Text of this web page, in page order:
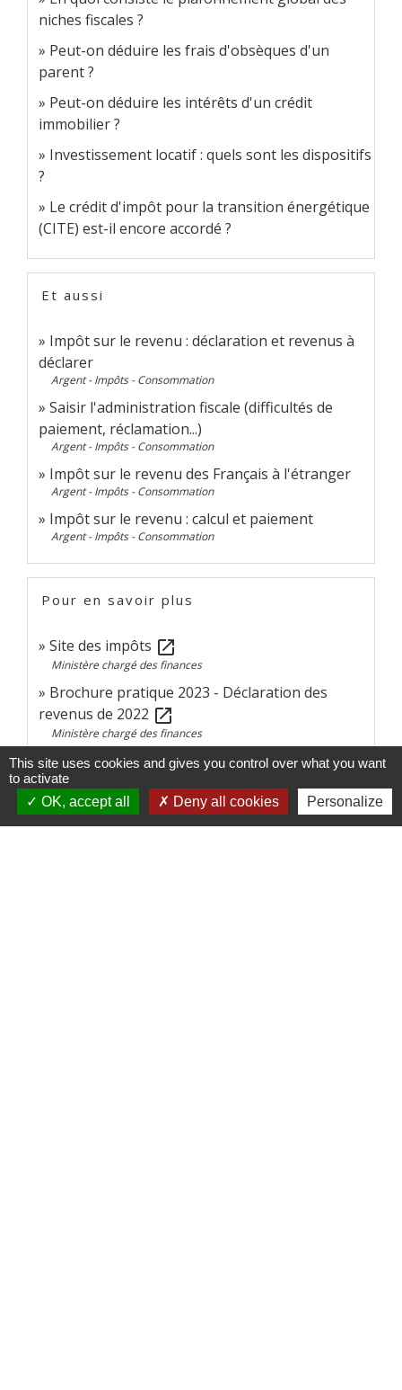
niches fiscales ?
Peut-on déduire les frais d'obsèques d'un
parent ?
Peut-on déduire les intérêts d'un crédit
immobilier ?
Investissement locatif : quels sont les dispositifs
?
Le crédit d'impôt pour la transition énergétique
(CITE) est-il encore accordé ?
Et aussi
Impôt sur le revenu : déclaration et revenus à
déclarer
Argent - Impôts - Consommation
Saisir l'administration fiscale (difficultés de
paiement, réclamation...)
Argent - Impôts - Consommation
Impôt sur le revenu des Français à l'étranger
Argent - Impôts - Consommation
Impôt sur le revenu : calcul et paiement
Argent - Impôts - Consommation
Pour en savoir plus
Site des impôts open_in_new
Ministère chargé des finances
Brochure pratique 2023 - Déclaration des
revenus de 2022 open_in_new
Ministère chargé des finances
Calendrier fiscal des particuliersopen_in_new
Ministère chargé des finances
Impôt sur le revenu : dépliants d'information
open_in_new
This site uses cookies and gives you control over what you want
to activate
OK, accept all
Deny all cookies Personalize